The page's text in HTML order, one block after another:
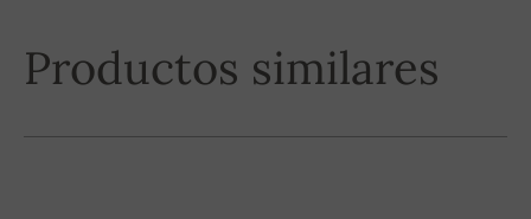
Productos similares